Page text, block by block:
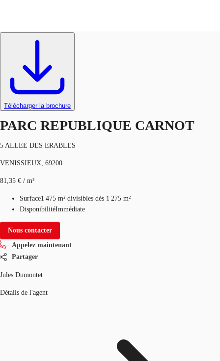
Blog
Données marchés
Pourquoi JLL?
NxT
Flex & Co-working
Appelez maintenant
Télécharger la brochure
PARC REPUBLIQUE CARNOT
5 ALLEE DES ERABLES
VENISSIEUX, 69200
81,35 € / m²
Surface1 475 m² divisibles dès 1 275 m²
DisponibilitéImmédiate
Nous contacter
Appelez maintenant
Partager
Jules Dumontet
Détails de l'agent